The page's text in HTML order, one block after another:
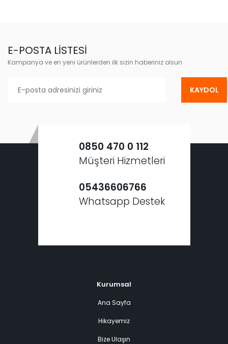
E-POSTA LİSTESİ
Kampanya ve en yeni ürünlerden ilk sizin haberiniz olsun
KAYDOL
0850 470 0 112
Müşteri Hizmetleri
05436606766
Whatsapp Destek
Kurumsal
Ana Sayfa
Hikayemiz
Bize Ulaşın